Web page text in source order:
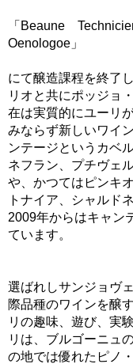
「Beaune
Oenologoe」
にて醸造課程を終了
リオと共にポッジョ
在は実質的にユーリ
みならず新しいワイ
ンテージというカベ
ネフラン、プチヴェ
や、かつてはピンキ
トナイア、シャルド
2009年からはキャン
ています。
選ばれしサンジョヴ
際品種のワインを醸
リの趣味、遊び、実
リは、ブルゴーニュ
の地では優れたピノ